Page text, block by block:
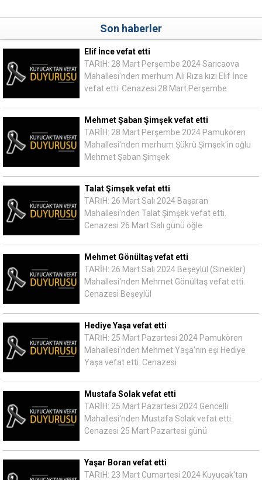
Son haberler
Elif İnce vefat etti
TARİH: 28 Mart Perşembe 2024 Sarıcaova
Mahallesi'nden merhum Ali Rıza kızı Elif İnce
vefat etti. Cenazesi 28 Mart Perşembe
Mehmet Şaban Şimşek vefat etti
TARİH: 28 Mart Perşembe 2024 Pamukören
Mahallesi'nden merhum Şükrü Şimşek'in oğlu
Mehmet Şaban Şimşek
Talat Şimşek vefat etti
TARİH: 26 Mart Salı 2024 Başaran
Mahallesi'nden Talat Şimşek vefat etti.
Cenazesi 26 Mart Salı günü öğle
Mehmet Gönültaş vefat etti
TARİH: 26 Mart Salı 2024 Beşeylül (Sinekler)
Mahallesi'nden Mehmet Gönültaş vefat etti.
Cenazesi Beşeylül
Hediye Yaşa vefat etti
TARİH: 25 Mart Pazartesi 2024 Pamukören
Mahallesi'nden Mehmet Yaşa'nın eşi Hediye
Yaşa vefat etti. Cenazesi
Mustafa Solak vefat etti
TARİH: 25 Mart Pazartesi 2024 Gencelli
Mahallesi'nden Mustafa Solak vefat etti.
Cenazesi 25 Mart Pazartesi günü
Yaşar Boran vefat etti
TARİH: 23 Mart Cumartesi 2024 Kuyucak'tan